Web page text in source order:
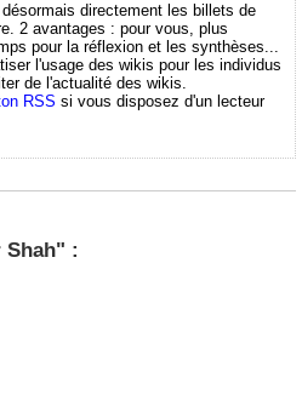
directement les billets de
2 avantages : pour vous, plus
pour la réflexion et les synthèses...
l'usage des wikis pour les individus
de l'actualité des wikis.
si vous disposez d'un lecteur
: